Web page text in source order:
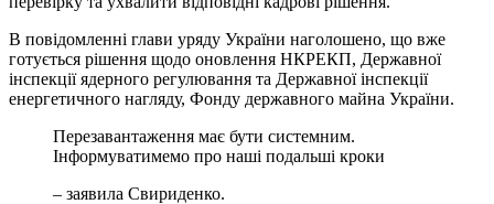
В повідомленні глави уряду України наголошено, що вже
готується рішення щодо оновлення НКРЕКП, Державної
інспекції ядерного регулювання та Державної інспекції
енергетичного нагляду, Фонду державного майна України.
Перезавантаження має бути системним.
Інформуватимемо про наші подальші кроки
– заявила Свириденко.